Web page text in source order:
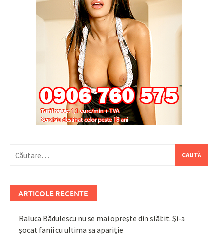
după:
ARTICOLE RECENTE
Raluca Bădulescu nu se mai oprește din slăbit. Și-a
șocat fanii cu ultima sa apariție